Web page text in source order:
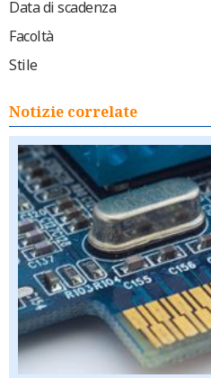
Data di scadenza
Facoltà
Stile
Notizie correlate